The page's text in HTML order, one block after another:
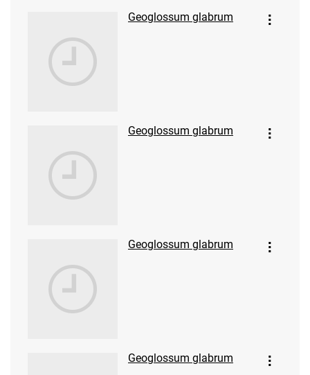
Geoglossum glabrum
Geoglossum glabrum
Geoglossum glabrum
Geoglossum glabrum